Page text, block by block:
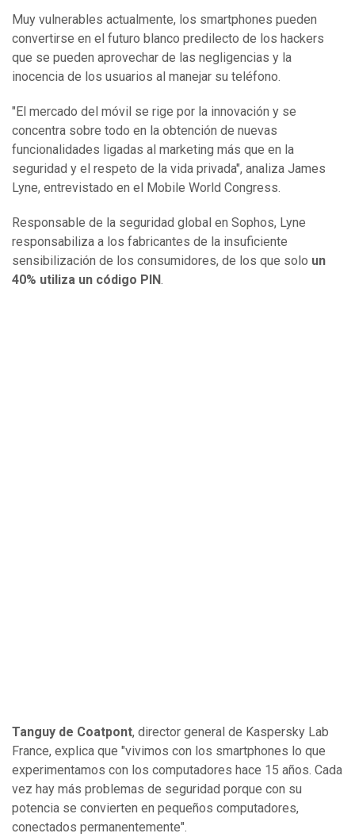
Muy vulnerables actualmente, los smartphones pueden
convertirse en el futuro blanco predilecto de los hackers
que se pueden aprovechar de las negligencias y la
inocencia de los usuarios al manejar su teléfono.
"El mercado del móvil se rige por la innovación y se
concentra sobre todo en la obtención de nuevas
funcionalidades ligadas al marketing más que en la
seguridad y el respeto de la vida privada", analiza James
Lyne, entrevistado en el Mobile World Congress.
Responsable de la seguridad global en Sophos, Lyne
responsabiliza a los fabricantes de la insuficiente
sensibilización de los consumidores, de los que solo un
40% utiliza un código PIN.
Tanguy de Coatpont, director general de Kaspersky Lab
France, explica que "vivimos con los smartphones lo que
experimentamos con los computadores hace 15 años. Cada
vez hay más problemas de seguridad porque con su
potencia se convierten en pequeños computadores,
conectados permanentemente".